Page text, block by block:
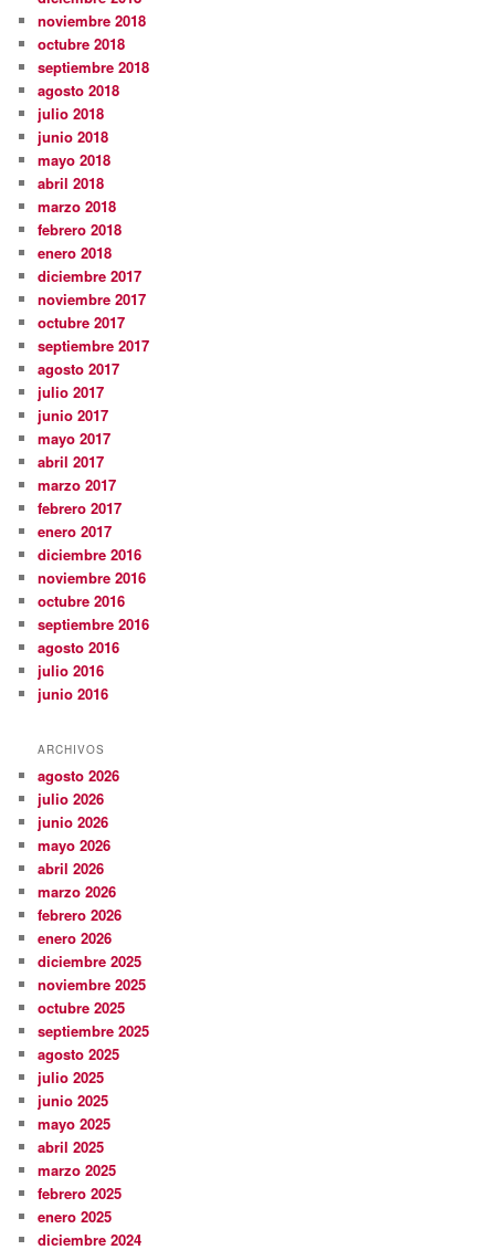
noviembre 2018
octubre 2018
septiembre 2018
agosto 2018
julio 2018
junio 2018
mayo 2018
abril 2018
marzo 2018
febrero 2018
enero 2018
diciembre 2017
noviembre 2017
octubre 2017
septiembre 2017
agosto 2017
julio 2017
junio 2017
mayo 2017
abril 2017
marzo 2017
febrero 2017
enero 2017
diciembre 2016
noviembre 2016
octubre 2016
septiembre 2016
agosto 2016
julio 2016
junio 2016
ARCHIVOS
agosto 2026
julio 2026
junio 2026
mayo 2026
abril 2026
marzo 2026
febrero 2026
enero 2026
diciembre 2025
noviembre 2025
octubre 2025
septiembre 2025
agosto 2025
julio 2025
junio 2025
mayo 2025
abril 2025
marzo 2025
febrero 2025
enero 2025
diciembre 2024